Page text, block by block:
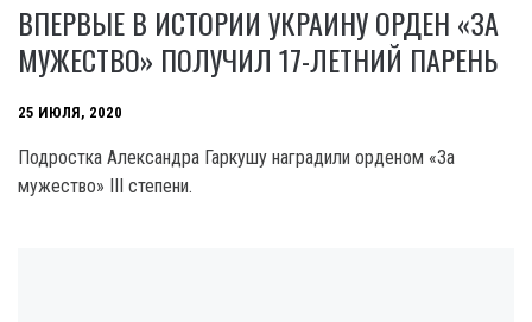
ВПЕРВЫЕ В ИСТОРИИ УКРАИНУ ОРДЕН «ЗА
МУЖЕСТВО» ПОЛУЧИЛ 17-ЛЕТНИЙ ПАРЕНЬ
25 ИЮЛЯ, 2020
Подростка Александра Гаркушу наградили орденом «За
мужество» III степени.